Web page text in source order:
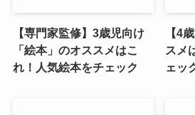
【専門家監修】3歳児向け
「絵本」のオススメはこ
れ！人気絵本をチェック
【4
スメ
ェッ